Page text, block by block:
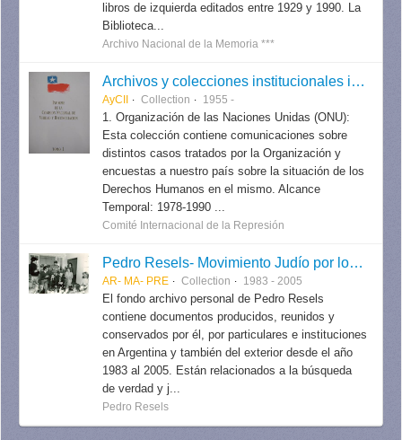
libros de izquierda editados entre 1929 y 1990. La
Biblioteca...
Archivo Nacional de la Memoria ***
Archivos y colecciones institucionales internacionales
AyCII Collection 1955 -
1. Organización de las Naciones Unidas (ONU):
Esta colección contiene comunicaciones sobre
distintos casos tratados por la Organización y
encuestas a nuestro país sobre la situación de los
Derechos Humanos en el mismo. Alcance
Temporal: 1978-1990 ...
Comité Internacional de la Represión
Pedro Resels- Movimiento Judío por los Derechos Humanos
AR- MA- PRE Collection 1983 - 2005
El fondo archivo personal de Pedro Resels
contiene documentos producidos, reunidos y
conservados por él, por particulares e instituciones
en Argentina y también del exterior desde el año
1983 al 2005. Están relacionados a la búsqueda
de verdad y j...
Pedro Resels